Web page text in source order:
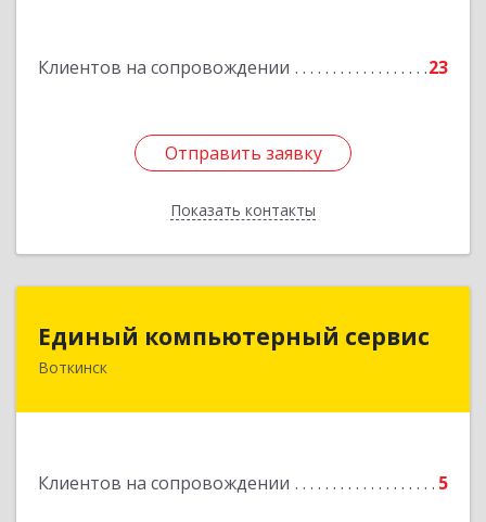
Клиентов на сопровождении 23
Отправить заявку
Показать контакты
Подробнее
Отправить заявку
Назад
Единый компьютерный сервис
Воткинск
Клиентов на сопровождении 5
Единый компьютерный сервис